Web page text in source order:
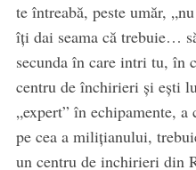
te întreabă, peste umăr,
îți dai seama că trebuie…
secunda în care intri tu, în
centru de închirieri și ești
„expert” în echipamente,
pe cea a milițianului,
un centru de inchirieri din